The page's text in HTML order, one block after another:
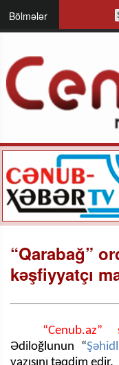
Bölmələr
“Qarabağ”
kəşfiyyatçı
“Cenub.az”
Ədiloğlunun “